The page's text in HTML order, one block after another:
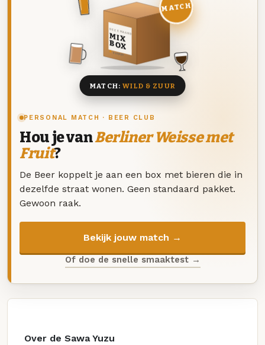
PERSONAL MATCH · BEER CLUB
Hou je vanBerliner Weisse met
Fruit?
De Beer koppelt je aan een box met bieren die in
dezelfde straat wonen. Geen standaard pakket.
Gewoon raak.
Bekijk jouw match →
Of doe de snelle smaaktest →
DEZE MAAND
MIX
BOX
8 BIEREN
MATCH
MATCH:WILD & ZUUR
Over de Sawa Yuzu